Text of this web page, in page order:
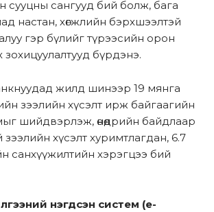
сууцны сангууд бий болж, бага
настан, хөгжлийн бэрхшээлтэй
гэр бүлийг түрээсийн орон
зохицуулалтууд бүрдэнэ.
жилд шинээр 19 мянга
зээлийн хүсэлт ирж байгаагийн
шийдвэрлэж, өнөөдрийн байдлаар
зээлийн хүсэлт хуримтлагдан, 6.7
санхүүжилтийн хэрэгцээ бий
нэгдсэн систем (е-